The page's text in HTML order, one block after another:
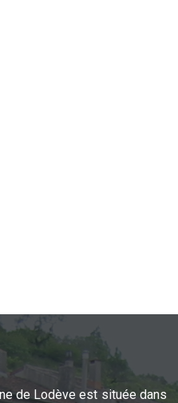
de Lodève est située dans